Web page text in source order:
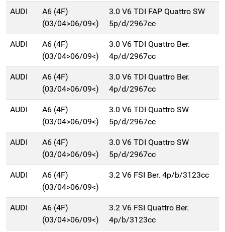
AUDI
A6 (4F)
(03/04>06/09<)
3.0 V6 TDI FAP Quattro SW
5p/d/2967cc
AUDI
A6 (4F)
(03/04>06/09<)
3.0 V6 TDI Quattro Ber.
4p/d/2967cc
AUDI
A6 (4F)
(03/04>06/09<)
3.0 V6 TDI Quattro Ber.
4p/d/2967cc
AUDI
A6 (4F)
(03/04>06/09<)
3.0 V6 TDI Quattro SW
5p/d/2967cc
AUDI
A6 (4F)
(03/04>06/09<)
3.0 V6 TDI Quattro SW
5p/d/2967cc
AUDI
A6 (4F)
(03/04>06/09<)
3.2 V6 FSI Ber. 4p/b/3123cc
AUDI
A6 (4F)
(03/04>06/09<)
3.2 V6 FSI Quattro Ber.
4p/b/3123cc